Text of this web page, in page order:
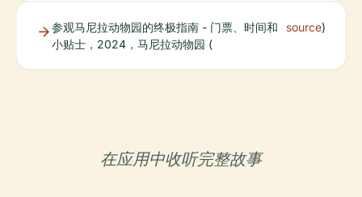
参观马尼拉动物园的终极指南 - 门票、时间和
小贴士，2024，马尼拉动物园 (
source)
在应用中收听完整故事